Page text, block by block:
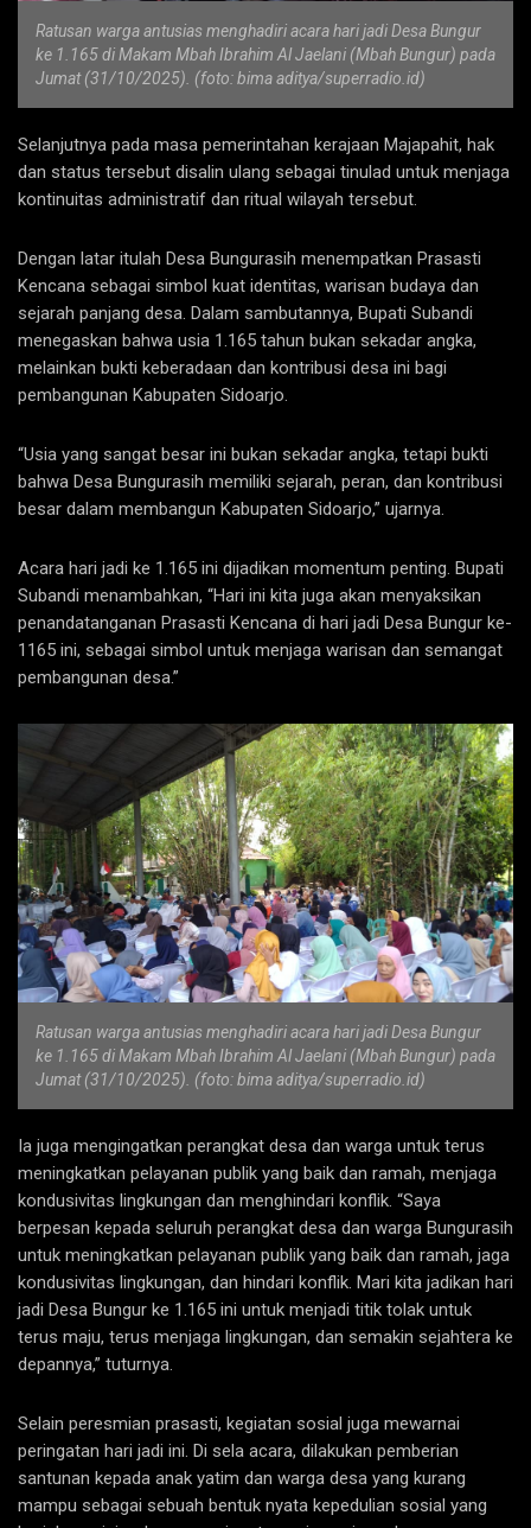
Ratusan warga antusias menghadiri acara hari jadi Desa Bungur
ke 1.165 di Makam Mbah Ibrahim Al Jaelani (Mbah Bungur) pada
Jumat (31/10/2025). (foto: bima aditya/superradio.id)
Selanjutnya pada masa pemerintahan kerajaan Majapahit, hak
dan status tersebut disalin ulang sebagai tinulad untuk menjaga
kontinuitas administratif dan ritual wilayah tersebut.
Dengan latar itulah Desa Bungurasih menempatkan Prasasti
Kencana sebagai simbol kuat identitas, warisan budaya dan
sejarah panjang desa. Dalam sambutannya, Bupati Subandi
menegaskan bahwa usia 1.165 tahun bukan sekadar angka,
melainkan bukti keberadaan dan kontribusi desa ini bagi
pembangunan Kabupaten Sidoarjo.
“Usia yang sangat besar ini bukan sekadar angka, tetapi bukti
bahwa Desa Bungurasih memiliki sejarah, peran, dan kontribusi
besar dalam membangun Kabupaten Sidoarjo,” ujarnya.
Acara hari jadi ke 1.165 ini dijadikan momentum penting. Bupati
Subandi menambahkan, “Hari ini kita juga akan menyaksikan
penandatanganan Prasasti Kencana di hari jadi Desa Bungur ke-
1165 ini, sebagai simbol untuk menjaga warisan dan semangat
pembangunan desa.”
Ratusan warga antusias menghadiri acara hari jadi Desa Bungur
ke 1.165 di Makam Mbah Ibrahim Al Jaelani (Mbah Bungur) pada
Jumat (31/10/2025). (foto: bima aditya/superradio.id)
Ia juga mengingatkan perangkat desa dan warga untuk terus
meningkatkan pelayanan publik yang baik dan ramah, menjaga
kondusivitas lingkungan dan menghindari konflik. “Saya
berpesan kepada seluruh perangkat desa dan warga Bungurasih
untuk meningkatkan pelayanan publik yang baik dan ramah, jaga
kondusivitas lingkungan, dan hindari konflik. Mari kita jadikan hari
jadi Desa Bungur ke 1.165 ini untuk menjadi titik tolak untuk
terus maju, terus menjaga lingkungan, dan semakin sejahtera ke
depannya,” tuturnya.
Selain peresmian prasasti, kegiatan sosial juga mewarnai
peringatan hari jadi ini. Di sela acara, dilakukan pemberian
santunan kepada anak yatim dan warga desa yang kurang
mampu sebagai sebuah bentuk nyata kepedulian sosial yang